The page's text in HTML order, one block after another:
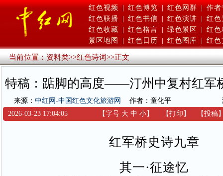
红色视频 | 红色博览 | 红色网群 | 作者
红色联播
红色书信 红色演讲
红色
红色收藏
红色格言 绿色景区
红色
景区地图
红色日历 红色图库 红色
当前位置：资料类>>红色诗词>>正文
特稿：踮脚的高度——汀州中复村红军
来源： 中红网-中国红色文化旅游网 作者：童化平
2026-03-23 17:04:05
【字号 大 中 小】 【打印 】 【投稿
红军桥史诗九章
其一·征途忆